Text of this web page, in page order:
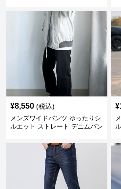
¥8,550 (税込)
メンズワイドパンツ ゆったりシ
ルエット ストレート デニムパン
¥